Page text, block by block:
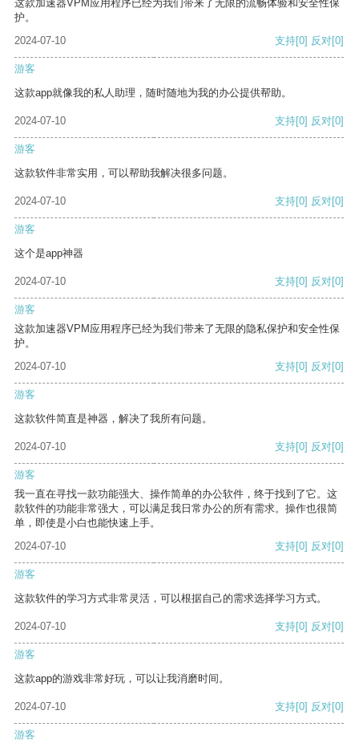
这款加速器VPM应用程序已经为我们带来了无限的流畅体验和安全性保
护。
2024-07-10
支持[0] 反对[0]
游客
这款app就像我的私人助理，随时随地为我的办公提供帮助。
2024-07-10 支持[0] 反对[0]
游客
这款软件非常实用，可以帮助我解决很多问题。
2024-07-10 支持[0] 反对[0]
游客
这个是app神器
2024-07-10 支持[0] 反对[0]
游客
这款加速器VPM应用程序已经为我们带来了无限的隐私保护和安全性保
护。
2024-07-10
支持[0] 反对[0]
游客
这款软件简直是神器，解决了我所有问题。
2024-07-10 支持[0] 反对[0]
游客
我一直在寻找一款功能强大、操作简单的办公软件，终于找到了它。这
款软件的功能非常强大，可以满足我日常办公的所有需求。操作也很简
单，即使是小白也能快速上手。
2024-07-10
支持[0] 反对[0]
游客
这款软件的学习方式非常灵活，可以根据自己的需求选择学习方式。
2024-07-10 支持[0] 反对[0]
游客
这款app的游戏非常好玩，可以让我消磨时间。
2024-07-10 支持[0] 反对[0]
游客